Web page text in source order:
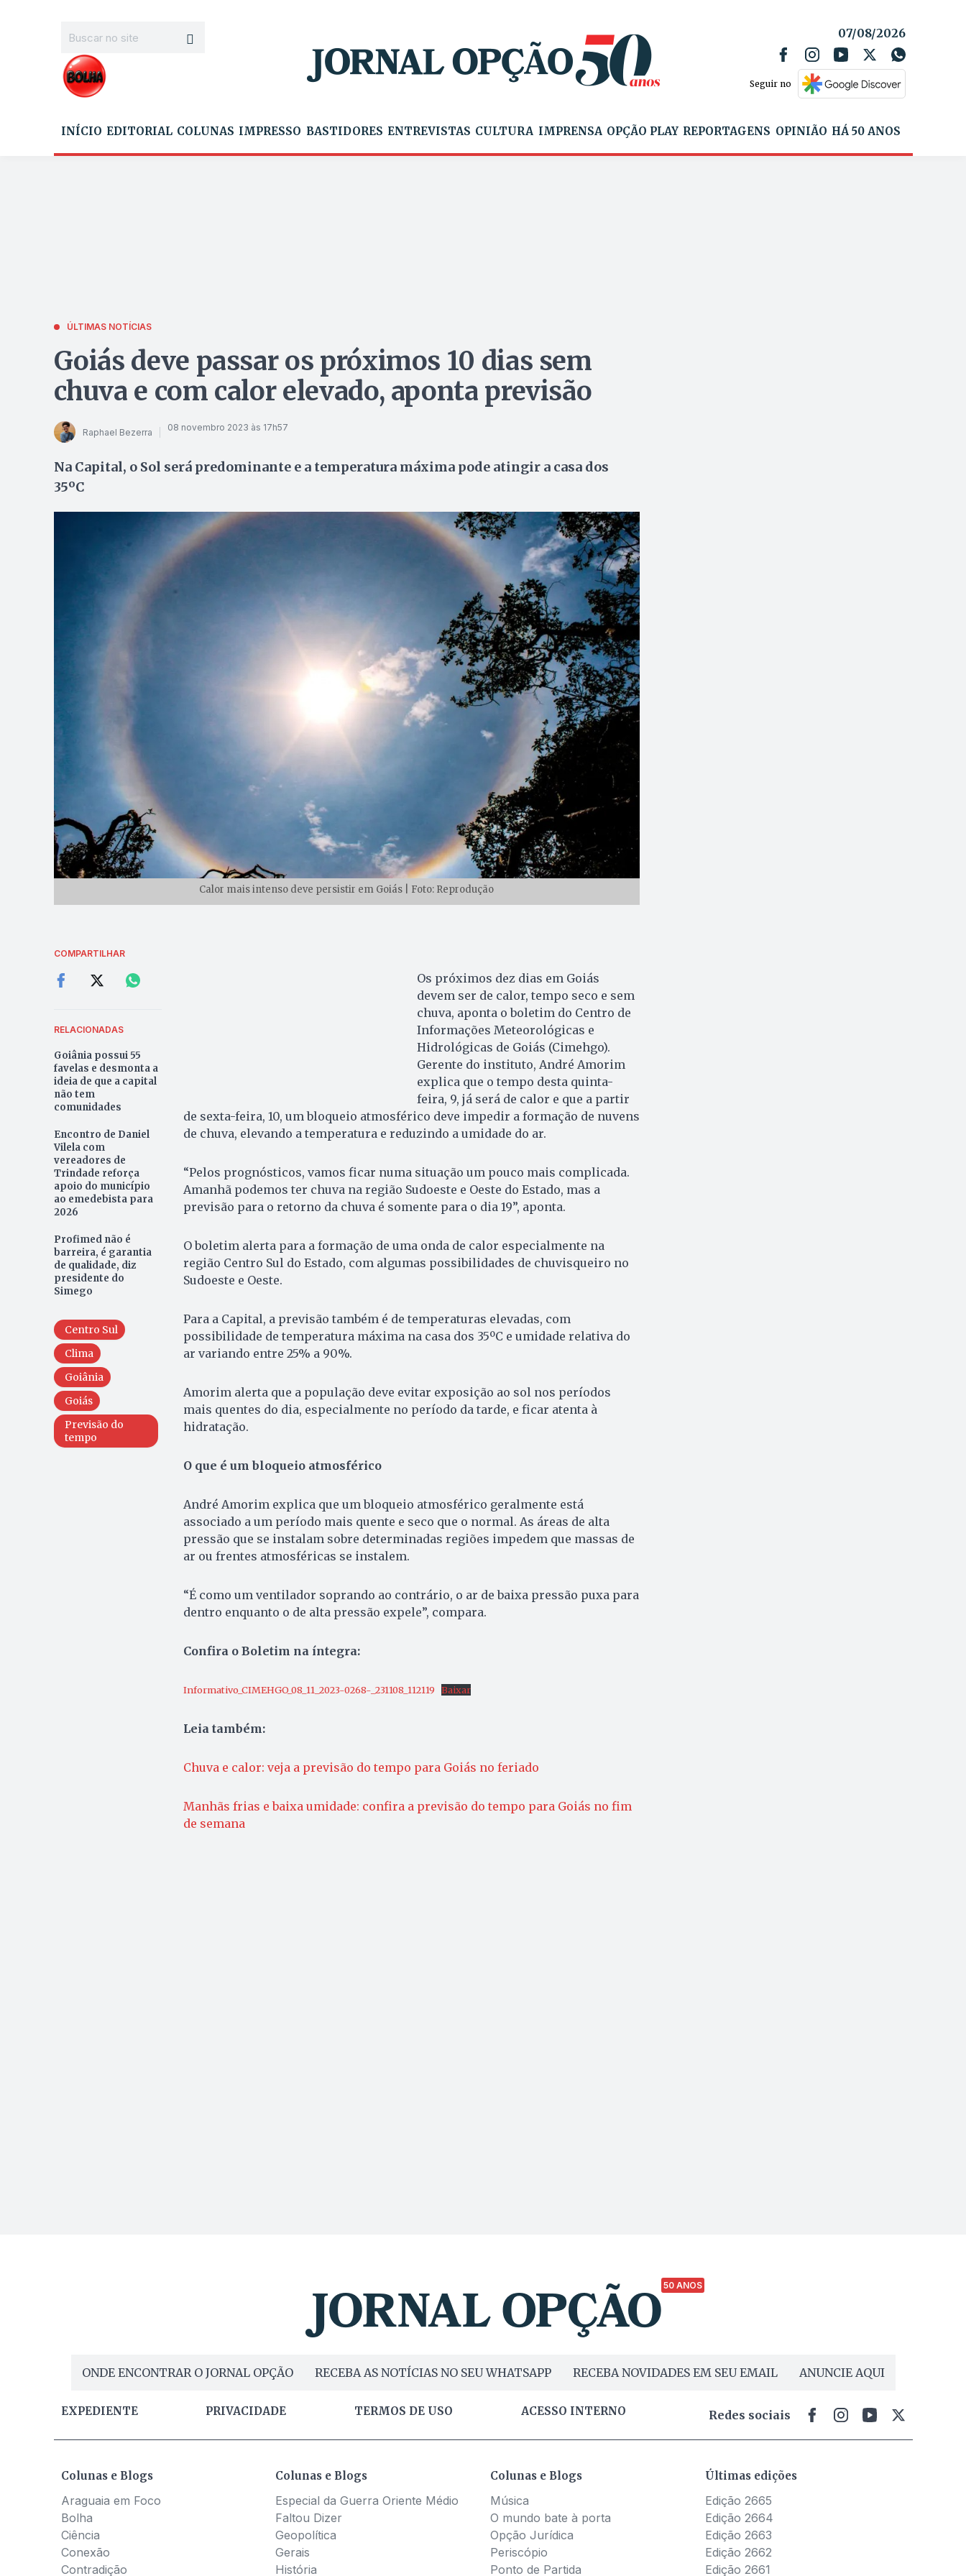
07/08/2026
Seguir no
INÍCIO EDITORIAL COLUNAS IMPRESSO BASTIDORES ENTREVISTAS CULTURA IMPRENSA OPÇÃO PLAY REPORTAGENS OPINIÃO HÁ 50 ANOS
ÚLTIMAS NOTÍCIAS
Goiás deve passar os próximos 10 dias sem
chuva e com calor elevado, aponta previsão
Raphael Bezerra 08 novembro 2023 às 17h57
Na Capital, o Sol será predominante e a temperatura máxima pode atingir a casa dos
35ºC
Calor mais intenso deve persistir em Goiás | Foto: Reprodução
COMPARTILHAR
RELACIONADAS
Goiânia possui 55
favelas e desmonta a
ideia de que a capital
não tem
comunidades
Encontro de Daniel
Vilela com
vereadores de
Trindade reforça
apoio do município
ao emedebista para
2026
Profimed não é
barreira, é garantia
de qualidade, diz
presidente do
Simego
Centro Sul
Clima
Goiânia
Goiás
Previsão do
tempo
Os próximos dez dias em Goiás
devem ser de calor, tempo seco e sem
chuva, aponta o boletim do Centro de
Informações Meteorológicas e
Hidrológicas de Goiás (Cimehgo).
Gerente do instituto, André Amorim
explica que o tempo desta quinta-
feira, 9, já será de calor e que a partir
de sexta-feira, 10, um bloqueio atmosférico deve impedir a formação de nuvens
de chuva, elevando a temperatura e reduzindo a umidade do ar.
“Pelos prognósticos, vamos ficar numa situação um pouco mais complicada.
Amanhã podemos ter chuva na região Sudoeste e Oeste do Estado, mas a
previsão para o retorno da chuva é somente para o dia 19”, aponta.
O boletim alerta para a formação de uma onda de calor especialmente na
região Centro Sul do Estado, com algumas possibilidades de chuvisqueiro no
Sudoeste e Oeste.
Para a Capital, a previsão também é de temperaturas elevadas, com
possibilidade de temperatura máxima na casa dos 35ºC e umidade relativa do
ar variando entre 25% a 90%.
Amorim alerta que a população deve evitar exposição ao sol nos períodos
mais quentes do dia, especialmente no período da tarde, e ficar atenta à
hidratação.
O que é um bloqueio atmosférico
André Amorim explica que um bloqueio atmosférico geralmente está
associado a um período mais quente e seco que o normal. As áreas de alta
pressão que se instalam sobre determinadas regiões impedem que massas de
ar ou frentes atmosféricas se instalem.
“É como um ventilador soprando ao contrário, o ar de baixa pressão puxa para
dentro enquanto o de alta pressão expele”, compara.
Confira o Boletim na íntegra:
Informativo_CIMEHGO_08_11_2023-0268-_231108_112119 Baixar
Leia também:
Chuva e calor: veja a previsão do tempo para Goiás no feriado
Manhãs frias e baixa umidade: confira a previsão do tempo para Goiás no fim
de semana
50 ANOS
ONDE ENCONTRAR O JORNAL OPÇÃO RECEBA AS NOTÍCIAS NO SEU WHATSAPP RECEBA NOVIDADES EM SEU EMAIL ANUNCIE AQUI
EXPEDIENTE PRIVACIDADE TERMOS DE USO ACESSO INTERNO Redes sociais
Colunas e Blogs
Araguaia em Foco
Bolha
Ciência
Conexão
Contradição
Colunas e Blogs
Especial da Guerra Oriente Médio
Faltou Dizer
Geopolítica
Gerais
História
Colunas e Blogs
Música
O mundo bate à porta
Opção Jurídica
Periscópio
Ponto de Partida
Últimas edições
Edição 2665
Edição 2664
Edição 2663
Edição 2662
Edição 2661